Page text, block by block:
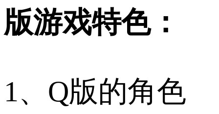
版游戏特色：
1、Q版的角色